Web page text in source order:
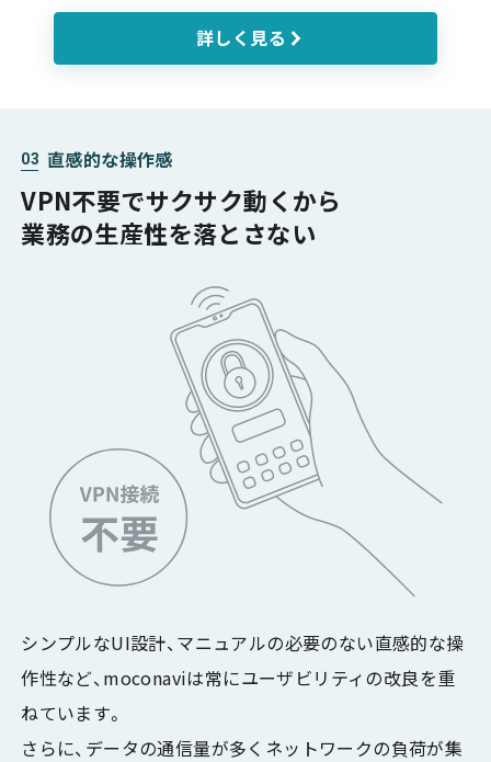
詳しく見る
03 直感的な操作感
VPN不要でサクサク動くから
業務の生産性を落とさない
シンプルなUI設計、マニュアルの必要のない直感的な操
作性など、moconaviは常にユーザビリティの改良を重
ねています。
さらに、データの通信量が多くネットワークの負荷が集